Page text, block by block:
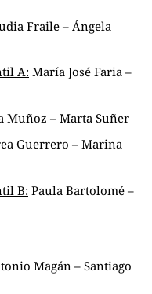
Fraile – Ángela
A: María José Faria –
Muñoz – Marta Suñer
Guerrero – Marina
B: Paula Bartolomé –
Magán – Santiago